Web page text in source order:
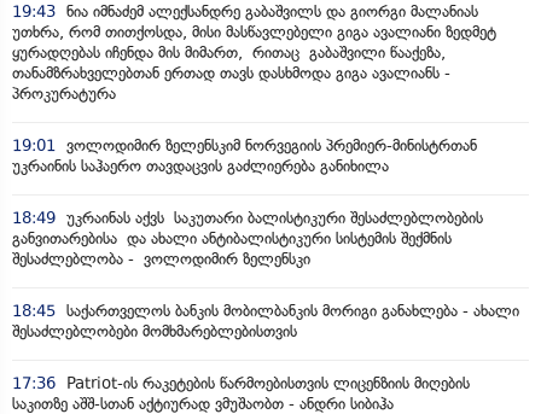
19:43 ნია იმნაძემ ალექსანდრე გაბაშვილს და გიორგი მალანიას
უთხრა, რომ თითქოსდა, მისი მასწავლებელი გიგა ავალიანი ზედმეტ
ყურადღებას იჩენდა მის მიმართ, რითაც გაბაშვილი წააქეზა,
თანამზრახველებთან ერთად თავს დასხმოდა გიგა ავალიანს -
პროკურატურა
19:01
ვოლოდიმირ ზელენსკიმ ნორვეგიის პრემიერ-მინისტრთან
უკრაინის საჰაერო თავდაცვის გაძლიერება განიხილა
18:49 უკრაინას აქვს საკუთარი ბალისტიკური შესაძლებლობების
განვითარებისა და ახალი ანტიბალისტიკური სისტემის შექმნის
შესაძლებლობა - ვოლოდიმირ ზელენსკი
18:45 საქართველოს ბანკის მობილბანკის მორიგი განახლება - ახალი
შესაძლებლობები მომხმარებლებისთვის
17:36
Patriot-ის რაკეტების წარმოებისთვის ლიცენზიის მიღების
საკითზე აშშ-სთან აქტიურად ვმუშაობთ - ანდრი სიბიჰა